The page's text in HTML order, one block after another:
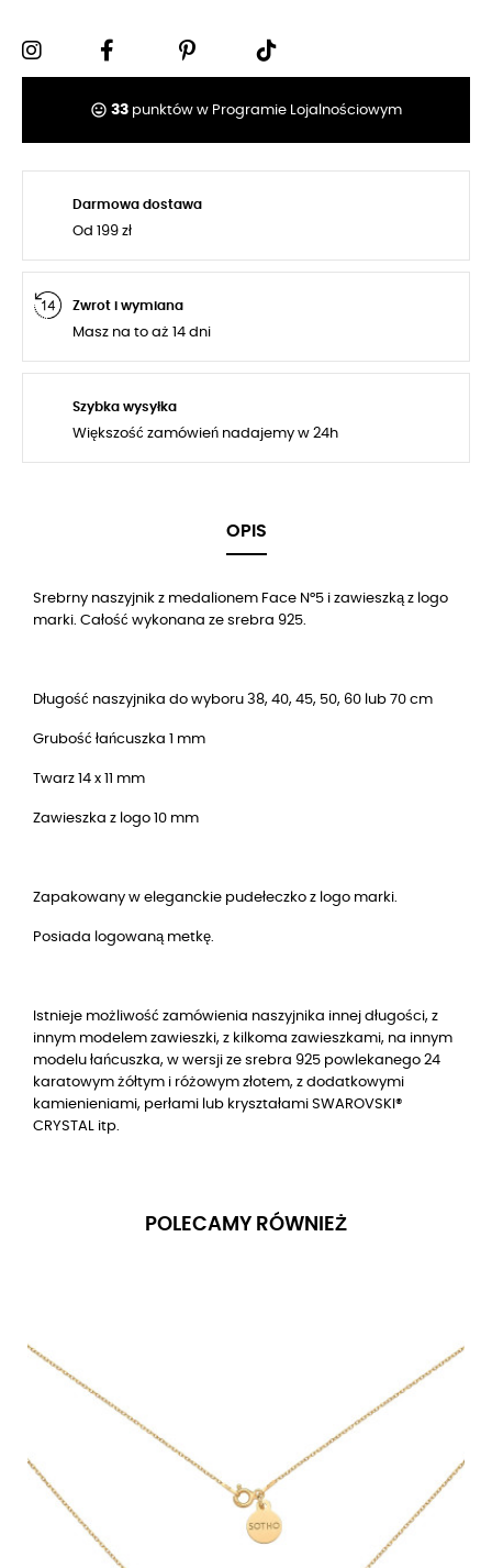
tag_faces 33 punktów w Programie Lojalnościowym
Darmowa dostawa
Od 199 zł
Zwrot i wymiana
Masz na to aż 14 dni
Szybka wysyłka
Większość zamówień nadajemy w 24h
OPIS
Srebrny naszyjnik z medalionem Face N°5 i zawieszką z logo
marki. Całość wykonana ze srebra 925.
Długość naszyjnika do wyboru 38, 40, 45, 50, 60 lub 70 cm
Grubość łańcuszka 1 mm
Twarz 14 x 11 mm
Zawieszka z logo 10 mm
Zapakowany w eleganckie pudełeczko z logo marki.
Posiada logowaną metkę.
Istnieje możliwość zamówienia naszyjnika innej długości, z
innym modelem zawieszki, z kilkoma zawieszkami, na innym
modelu łańcuszka, w wersji ze srebra 925 powlekanego 24
karatowym żółtym i różowym złotem, z dodatkowymi
kamienieniami, perłami lub kryształami SWAROVSKI®
CRYSTAL itp.
POLECAMY RÓWNIEŻ